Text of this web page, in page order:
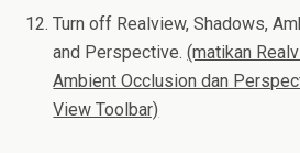
Turn off Realview, Shadows,
and Perspective.(matikan
Ambient Occlusion dan
View Toolbar)